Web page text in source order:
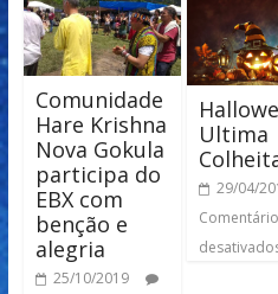
Comunidade
Hare Krishna
Nova Gokula
participa do
EBX com
benção e
alegria
25/10/2019
Ultima
29/04/